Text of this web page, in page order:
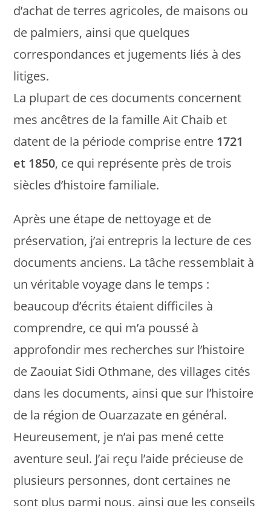
d’achat de terres agricoles, de maisons ou
de palmiers, ainsi que quelques
correspondances et jugements liés à des
litiges.
La plupart de ces documents concernent
mes ancêtres de la famille Ait Chaib et
datent de la période comprise entre 1721
et 1850, ce qui représente près de trois
siècles d’histoire familiale.
Après une étape de nettoyage et de
préservation, j’ai entrepris la lecture de ces
documents anciens. La tâche ressemblait à
un véritable voyage dans le temps :
beaucoup d’écrits étaient difficiles à
comprendre, ce qui m’a poussé à
approfondir mes recherches sur l’histoire
de Zaouiat Sidi Othmane, des villages cités
dans les documents, ainsi que sur l’histoire
de la région de Ouarzazate en général.
Heureusement, je n’ai pas mené cette
aventure seul. J’ai reçu l’aide précieuse de
plusieurs personnes, dont certaines ne
sont plus parmi nous, ainsi que les conseils